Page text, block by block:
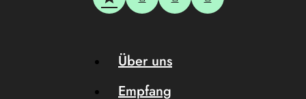
Über uns
Empfang